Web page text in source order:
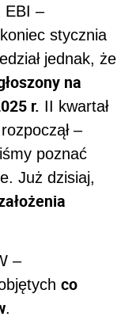
EBI –
stycznia
jednak, że
na
r. II kwartał
–
poznać
Już dzisiaj,
–
co
.